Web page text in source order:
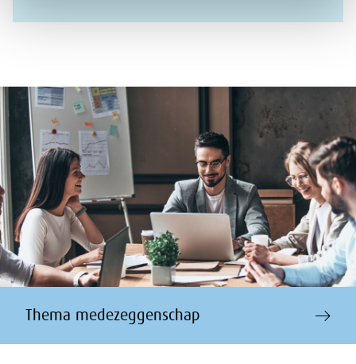
Thema medezeggenschap